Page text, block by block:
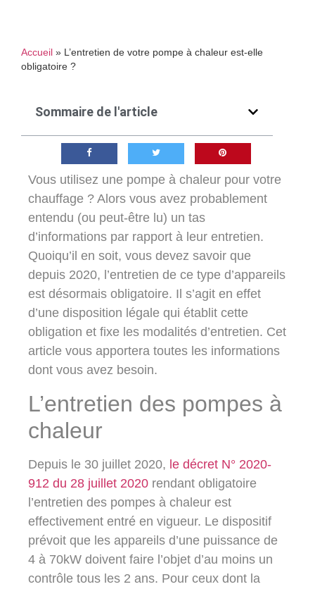
Accueil » L’entretien de votre pompe à chaleur est-elle
obligatoire ?
Sommaire de l'article
Vous utilisez une pompe à chaleur pour votre
chauffage ? Alors vous avez probablement
entendu (ou peut-être lu) un tas
d’informations par rapport à leur entretien.
Quoiqu’il en soit, vous devez savoir que
depuis 2020, l’entretien de ce type d’appareils
est désormais obligatoire. Il s’agit en effet
d’une disposition légale qui établit cette
obligation et fixe les modalités d’entretien. Cet
article vous apportera toutes les informations
dont vous avez besoin.
L’entretien des pompes à
chaleur
Depuis le 30 juillet 2020, le décret N° 2020-
912 du 28 juillet 2020 rendant obligatoire
l’entretien des pompes à chaleur est
effectivement entré en vigueur. Le dispositif
prévoit que les appareils d’une puissance de
4 à 70kW doivent faire l’objet d’au moins un
contrôle tous les 2 ans. Pour ceux dont la